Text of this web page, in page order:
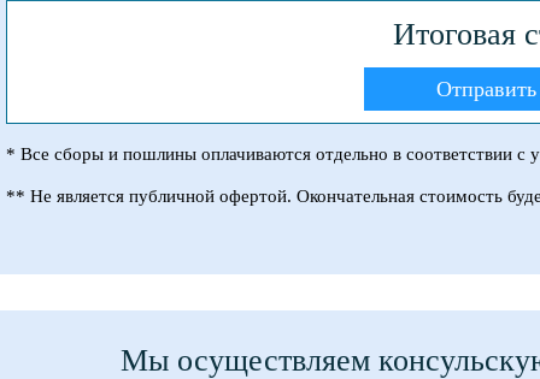
Итоговая
* Все сборы и пошлины оплачиваются отдельно в соответствии с
** Не является публичной офертой. Окончательная стоимость
Мы осуществляем